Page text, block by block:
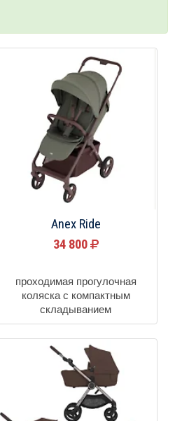
Anex Ride
34 800
проходимая прогулочная
коляска с компактным
складыванием